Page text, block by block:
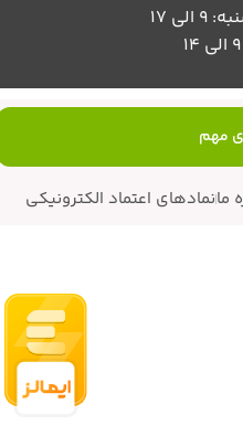
17
مهم
مانمادهای اعتماد الکترونیکی